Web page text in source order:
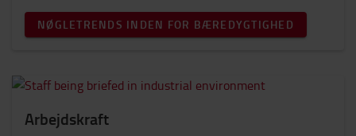
NØGLETRENDS INDEN FOR BÆREDYGTIGHED
Arbejdskraft